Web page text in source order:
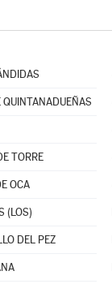
QUINTANADUEÑAS
TORRE
OCA
(LOS)
DEL PEZ